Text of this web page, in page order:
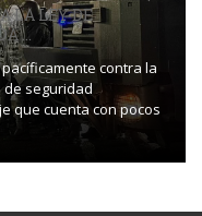
LA LEY DE
...
contra la
seguridad
que cuenta con pocos